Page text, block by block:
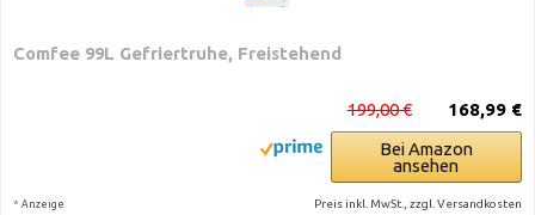
Comfee 99L Gefriertruhe, Freistehend
168,99 €
199,00 €
Bei Amazon
ansehen
* Anzeige Preis inkl. MwSt., zzgl. Versandkosten